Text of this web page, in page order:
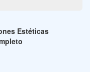
Estéticas